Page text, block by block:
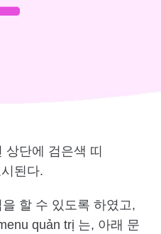
상단에 검은색 띠
된다.
할 수 있도록 하였고,
quản trị 는, 아래 문